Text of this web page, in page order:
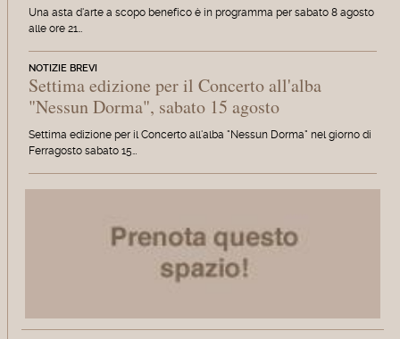
Una asta d'arte a scopo benefico è in programma per sabato 8 agosto
alle ore 21…
NOTIZIE BREVI
Settima edizione per il Concerto all'alba
"Nessun Dorma", sabato 15 agosto
Settima edizione per il Concerto all'alba "Nessun Dorma" nel giorno di
Ferragosto sabato 15…